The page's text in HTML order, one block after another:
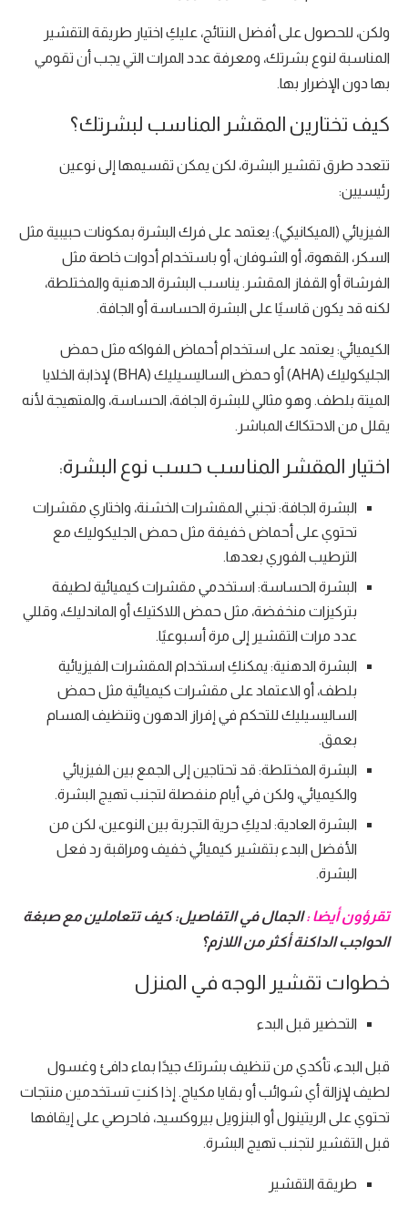
ولكن، للحصول على أفضل النتائج، عليكِ اختيار طريقة التقشير
المناسبة لنوع بشرتك، ومعرفة عدد المرات التي يجب أن تقومي
بها دون الإضرار بها.
كيف تختارين المقشر المناسب لبشرتك؟
تتعدد طرق تقشير البشرة، لكن يمكن تقسيمها إلى نوعين
رئيسيين:
الفيزيائي (الميكانيكي): يعتمد على فرك البشرة بمكونات حبيبية مثل
السكر، القهوة، أو الشوفان، أو باستخدام أدوات خاصة مثل
الفرشاة أو القفاز المقشر. يناسب البشرة الدهنية والمختلطة،
لكنه قد يكون قاسيًا على البشرة الحساسة أو الجافة.
الكيميائي: يعتمد على استخدام أحماض الفواكه مثل حمض
الجليكوليك (AHA) أو حمض الساليسيليك (BHA) لإذابة الخلايا
الميتة بلطف. وهو مثالي للبشرة الجافة، الحساسة، والمتهيجة لأنه
يقلل من الاحتكاك المباشر.
اختيار المقشر المناسب حسب نوع البشرة:
البشرة الجافة: تجنبي المقشرات الخشنة، واختاري مقشرات
تحتوي على أحماض خفيفة مثل حمض الجليكوليك مع
الترطيب الفوري بعدها.
البشرة الحساسة: استخدمي مقشرات كيميائية لطيفة
بتركيزات منخفضة، مثل حمض اللاكتيك أو الماندليك، وقللي
عدد مرات التقشير إلى مرة أسبوعيًا.
البشرة الدهنية: يمكنكِ استخدام المقشرات الفيزيائية
بلطف، أو الاعتماد على مقشرات كيميائية مثل حمض
الساليسيليك للتحكم في إفراز الدهون وتنظيف المسام
بعمق.
البشرة المختلطة: قد تحتاجين إلى الجمع بين الفيزيائي
والكيميائي، ولكن في أيام منفصلة لتجنب تهيج البشرة.
البشرة العادية: لديكِ حرية التجربة بين النوعين، لكن من
الأفضل البدء بتقشير كيميائي خفيف ومراقبة رد فعل
البشرة.
تقرؤون أيضا :الجمال في التفاصيل: كيف تتعاملين مع صبغة
الحواجب الداكنة أكثر من اللازم؟
خطوات تقشير الوجه في المنزل
التحضير قبل البدء
قبل البدء، تأكدي من تنظيف بشرتك جيدًا بماء دافئ وغسول
لطيف لإزالة أي شوائب أو بقايا مكياج. إذا كنتِ تستخدمين منتجات
تحتوي على الريتينول أو البنزويل بيروكسيد، فاحرصي على إيقافها
قبل التقشير لتجنب تهيج البشرة.
طريقة التقشير